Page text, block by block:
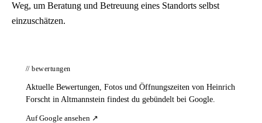
Weg, um Beratung und Betreuung eines Standorts selbst
einzuschätzen.
// bewertungen
Aktuelle Bewertungen, Fotos und Öffnungszeiten von Heinrich
Forscht in Altmannstein findest du gebündelt bei Google.
Auf Google ansehen ↗